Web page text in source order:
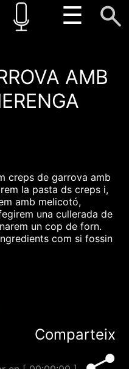
☰
AMB
creps de garrova amb
la pasta ds creps i,
amb melicotó,
una cullerada de
un cop de forn.
com si fossin
Comparteix